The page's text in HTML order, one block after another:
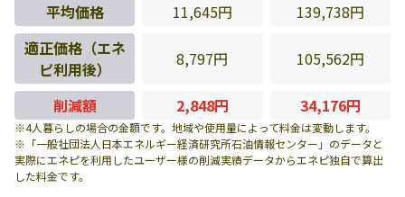
平均価格
11,645円
139,738円
適正価格（エネ
ピ利用後）
8,797円 105,562円
削減額 2,848円 34,176円
※4人暮らしの場合の金額です。地域や使用量によって料金は変動します。
※「一般社団法人日本エネルギー経済研究所石油情報センター」のデータと
実際にエネピを利用したユーザー様の削減実績データからエネピ独自で算出
した料金です。